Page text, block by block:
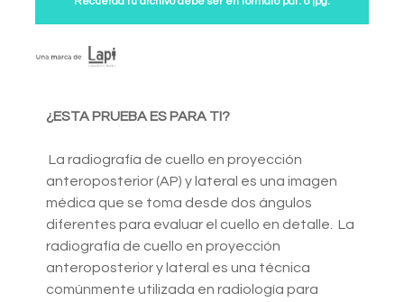
¿ESTA PRUEBA ES PARA TI?
La radiografía de cuello en proyección
anteroposterior (AP) y lateral es una imagen
médica que se toma desde dos ángulos
diferentes para evaluar el cuello en detalle. La
radiografía de cuello en proyección
anteroposterior y lateral es una técnica
comúnmente utilizada en radiología para